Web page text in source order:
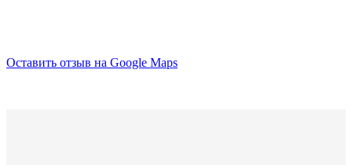
Оставить отзыв на Google Maps